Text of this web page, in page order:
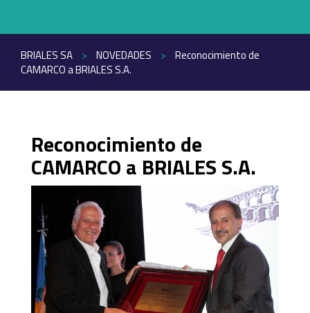
BRIALES SA > NOVEDADES >
Reconocimiento de
CAMARCO a BRIALES S.A.
Reconocimiento de
CAMARCO a BRIALES S.A.